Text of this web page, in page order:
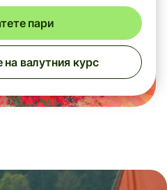
пари
валутния курс